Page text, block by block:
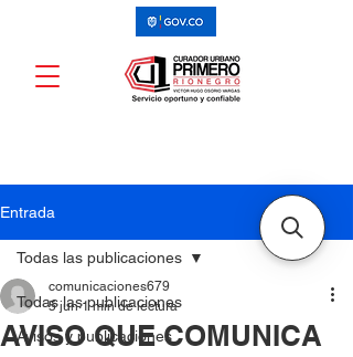
Entrada
Todas las publicaciones
Avisos y publicaciones
Todas las publicaciones
AVISO QUE COMUNICA
comunicaciones679
5 jun 1 min de lectura